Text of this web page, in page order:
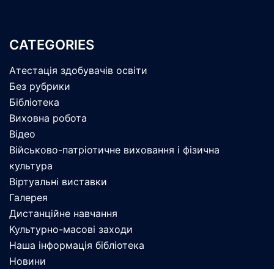
CATEGORIES
Атестація здобувачів освіти
Без рубрики
Бібліотека
Виховна робота
Відео
Військово-патріотичне виховання і фізична
культура
Віртуальні виставки
Галерея
Дистанційне навчання
Культурно-масові заходи
Наша інформація бібліотека
Новини